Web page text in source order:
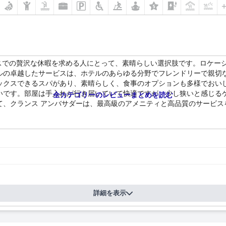
の贅沢な休暇を求める人にとって、素晴らしい選択肢です。ロケ
卓越したサービスは、ホテルのあらゆる分野でフレンドリーで親
スできるスパがあり、素晴らしく、食事のオプションも多様でお
す。部屋は手入れが行き届いていて快適ですが、少し狭いと感じ
クランス アンバサダーは、最高級のアメニティと高品質のサービ
全カテゴリーのレビューまとめを読む
詳細を表示